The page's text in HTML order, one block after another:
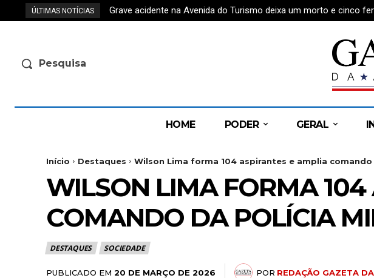
ÚLTIMAS NOTÍCIAS Grave acidente na Avenida do Turismo deixa um morto e cinco
Meta é alvo de pedido de investigação por anúncios
Pesquisa
HOME PODER GERAL
Início Destaques Wilson Lima forma 104 aspirantes e amplia
WILSON LIMA FORMA
COMANDO DA POLÍCIA
DESTAQUES SOCIEDADE
PUBLICADO EM 20 DE MARÇO DE 2026 POR REDAÇÃO GAZETA